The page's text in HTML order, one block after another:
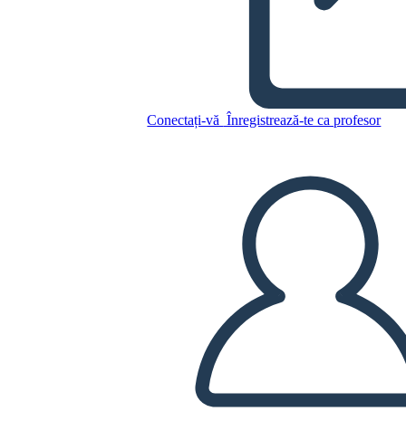
Conectați-vă Înregistrează-te ca profesor
Copiați acest Storyboard
REDAȚI PREZENTAREA DE DIAPOZITIVE
CITESTE-MI